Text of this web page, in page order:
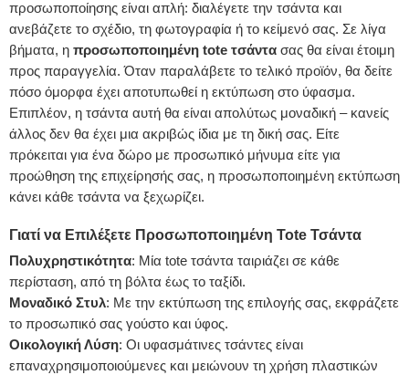
προσωποποίησης είναι απλή: διαλέγετε την τσάντα και
ανεβάζετε το σχέδιο, τη φωτογραφία ή το κείμενό σας. Σε λίγα
βήματα, η προσωποποιημένη tote τσάντα σας θα είναι έτοιμη
προς παραγγελία. Όταν παραλάβετε το τελικό προϊόν, θα δείτε
πόσο όμορφα έχει αποτυπωθεί η εκτύπωση στο ύφασμα.
Επιπλέον, η τσάντα αυτή θα είναι απολύτως μοναδική – κανείς
άλλος δεν θα έχει μια ακριβώς ίδια με τη δική σας. Είτε
πρόκειται για ένα δώρο με προσωπικό μήνυμα είτε για
προώθηση της επιχείρησής σας, η προσωποποιημένη εκτύπωση
κάνει κάθε τσάντα να ξεχωρίζει.
Γιατί να Επιλέξετε Προσωποποιημένη Tote Τσάντα
Πολυχρηστικότητα: Μία tote τσάντα ταιριάζει σε κάθε
περίσταση, από τη βόλτα έως το ταξίδι.
Μοναδικό Στυλ: Με την εκτύπωση της επιλογής σας, εκφράζετε
το προσωπικό σας γούστο και ύφος.
Οικολογική Λύση: Οι υφασμάτινες τσάντες είναι
επαναχρησιμοποιούμενες και μειώνουν τη χρήση πλαστικών